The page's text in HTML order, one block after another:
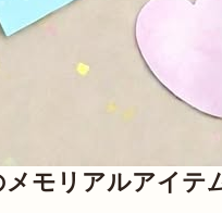
モリアルアイテ